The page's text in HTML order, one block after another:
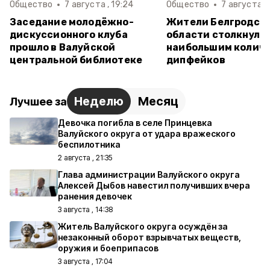
Общество 7 августа , 19:24
Заседание молодёжно-
дискуссионного клуба
прошло в Валуйской
центральной библиотеке
Общество 7 августа ,
Жители
области
наибольшим
дипфейков
Лучшее за Неделю Месяц
Девочка погибла в селе Принцевка
Валуйского округа от удара вражеского
беспилотника
2 августа , 21:35
Глава администрации Валуйского округа
Алексей Дыбов навестил получивших вчера
ранения девочек
3 августа , 14:38
Житель Валуйского округа осуждён за
незаконный оборот взрывчатых веществ,
оружия и боеприпасов
3 августа , 17:04